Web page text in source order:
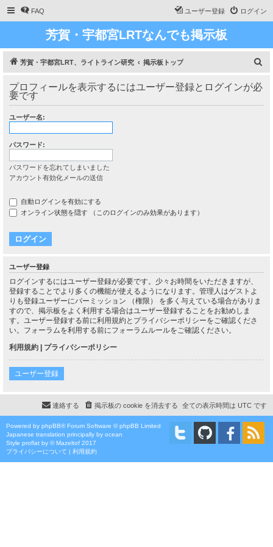
FAQ ログイン
ユーザー登録
芳賀・宇都宮LRTなんでも掲示板
芳賀・宇都宮LRT、ライトライン研究 掲示板トップ
プロフィールを表示するにはユーザー登録とログインが必
要です
ユーザー名:
パスワード:
パスワードを忘れてしまいました
アカウント有効化メールの送信
自動ログインを有効にする
オンライン状態を隠す （このログインのみ効果があります）
ユーザー登録
ログインするにはユーザー登録が必要です。少々お時間をいただきますが、
登録することでより多くの機能が使えるようになります。管理人はゲストよ
りも登録ユーザーにパーミッション （権限） を多く与えている場合がありま
すので、掲示板をよく利用する場合はユーザー登録することをお勧めしま
す。ユーザー登録する前に利用規約とプライバシーポリシーをご確認くださ
い。フォーラムを利用する前にフォーラムルールをご確認ください。
利用規約 | プライバシーポリシー
ユーザー登録
全ての表示時間は UTC です
掲示板の cookie を消去する
連絡する
Powered by phpBB® Forum Software © phpBB Limited
Japanese translation principally by ocean
Style proflat by ©Mazeltof 2017
プライバシーについて | 利用規約